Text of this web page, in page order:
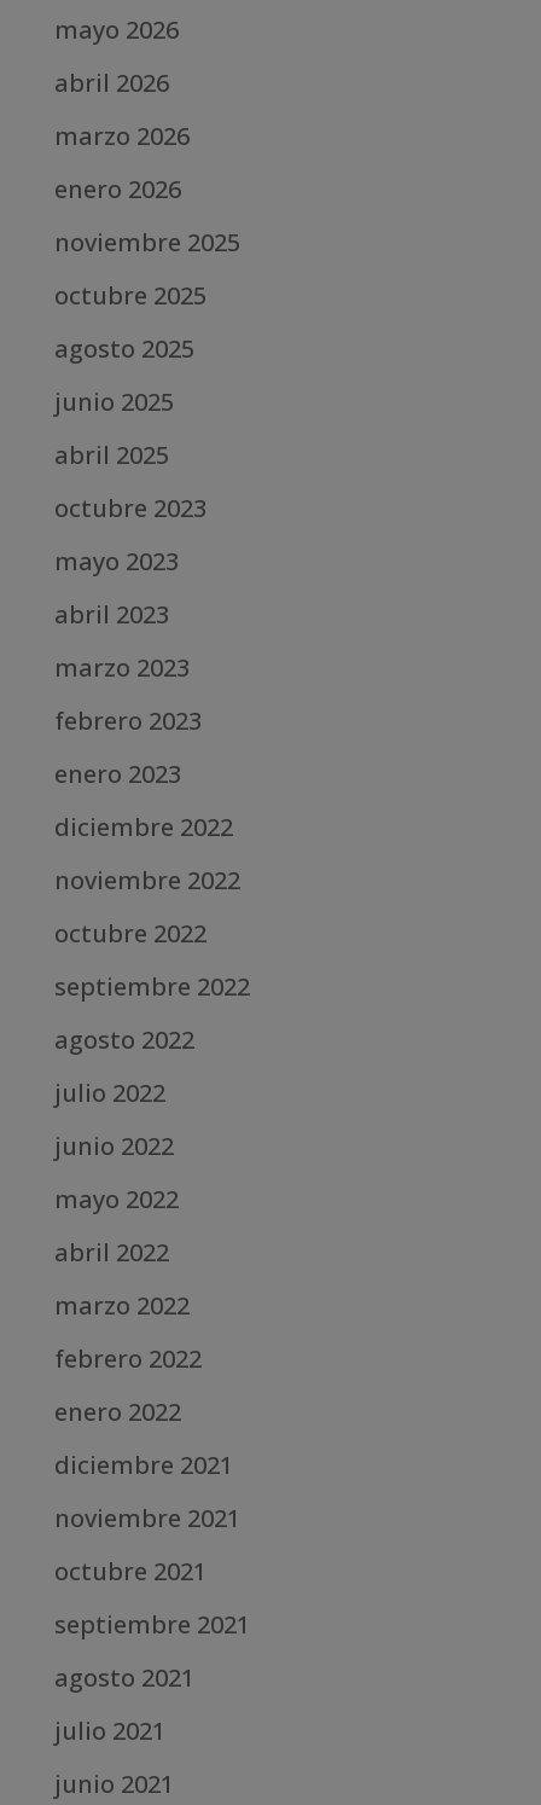
mayo 2026
abril 2026
marzo 2026
enero 2026
noviembre 2025
octubre 2025
agosto 2025
junio 2025
abril 2025
octubre 2023
mayo 2023
abril 2023
marzo 2023
febrero 2023
enero 2023
diciembre 2022
noviembre 2022
octubre 2022
septiembre 2022
agosto 2022
julio 2022
junio 2022
mayo 2022
abril 2022
marzo 2022
febrero 2022
enero 2022
diciembre 2021
noviembre 2021
octubre 2021
septiembre 2021
agosto 2021
julio 2021
junio 2021